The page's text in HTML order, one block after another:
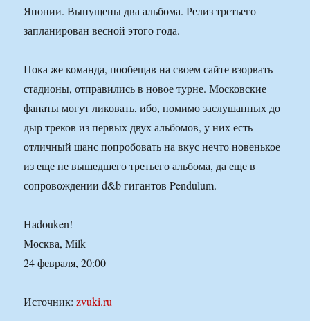
Японии. Выпущены два альбома. Релиз третьего
запланирован весной этого года.
Пока же команда, пообещав на своем сайте взорвать
стадионы, отправились в новое турне. Московские
фанаты могут ликовать, ибо, помимо заслушанных до
дыр треков из первых двух альбомов, у них есть
отличный шанс попробовать на вкус нечто новенькое
из еще не вышедшего третьего альбома, да еще в
сопровождении d&b гигантов Pendulum.
Hadouken!
Москва, Milk
24 февраля, 20:00
Источник:zvuki.ru